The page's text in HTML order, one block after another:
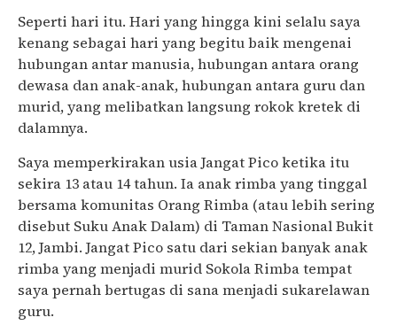
Seperti hari itu. Hari yang hingga kini selalu saya
kenang sebagai hari yang begitu baik mengenai
hubungan antar manusia, hubungan antara orang
dewasa dan anak-anak, hubungan antara guru dan
murid, yang melibatkan langsung rokok kretek di
dalamnya.
Saya memperkirakan usia Jangat Pico ketika itu
sekira 13 atau 14 tahun. Ia anak rimba yang tinggal
bersama komunitas Orang Rimba (atau lebih sering
disebut Suku Anak Dalam) di Taman Nasional Bukit
12, Jambi. Jangat Pico satu dari sekian banyak anak
rimba yang menjadi murid Sokola Rimba tempat
saya pernah bertugas di sana menjadi sukarelawan
guru.